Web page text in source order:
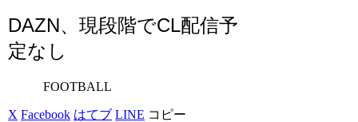
DAZN、現段階でCL配信予
定なし
FOOTBALL
X Facebook はてブ LINE コピー